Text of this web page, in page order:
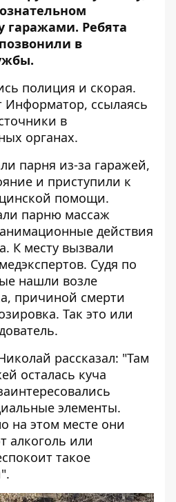
гаражами. Ребята
в
полиция и скорая.
Информатор, ссылаясь
в
органах.
парня из-за гаражей,
и приступили к
помощи.
парню массаж
действия
К месту вызвали
Судя по
нашли возле
причиной смерти
Так это или
рассказал: "Там
осталась куча
элементы.
на этом месте они
алкоголь или
такое